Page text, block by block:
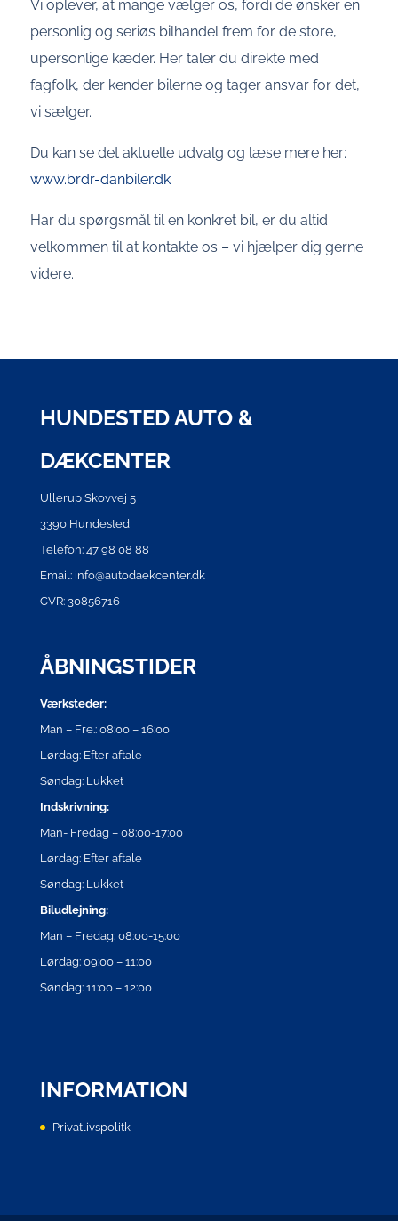
Vi oplever, at mange vælger os, fordi de ønsker en
personlig og seriøs bilhandel frem for de store,
upersonlige kæder. Her taler du direkte med
fagfolk, der kender bilerne og tager ansvar for det,
vi sælger.
Du kan se det aktuelle udvalg og læse mere her:
www.brdr-danbiler.dk
Har du spørgsmål til en konkret bil, er du altid
velkommen til at kontakte os – vi hjælper dig gerne
videre.
HUNDESTED AUTO &
DÆKCENTER
Ullerup Skovvej 5
3390 Hundested
Telefon: 47 98 08 88
Email: info@autodaekcenter.dk
CVR: 30856716
ÅBNINGSTIDER
Værksteder:
Man – Fre.: 08:00 – 16:00
Lørdag: Efter aftale
Søndag: Lukket
Indskrivning:
Man- Fredag – 08:00-17:00
Lørdag: Efter aftale
Søndag: Lukket
Biludlejning:
Man – Fredag: 08:00-15:00
Lørdag: 09:00 – 11:00
Søndag: 11:00 – 12:00
INFORMATION
Privatlivspolitk